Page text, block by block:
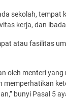
sekolah, tempat
kerja, dan
atau fasilitas
oleh menteri
memperhatikan
bunyi Pasal 5